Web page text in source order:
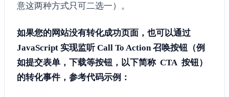
意这两种方式只可二选一）。
如果您的网站没有转化成功页面，也可以通过
JavaScript 实现监听 Call To Action 召唤按钮（例
如提交表单，下载等按钮，以下简称 CTA 按钮）
的转化事件，参考代码示例：